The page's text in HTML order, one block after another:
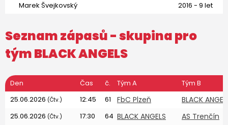
Marek Švejkovský
2016 - 9 let
Seznam zápasů - skupina pro
týmBLACK ANGELS
Den Čas č. Tým A
Tým B
25.06.2026 (Čtv.) 12:45 61 FbC Plzeň BLACK
25.06.2026 (Čtv.) 17:30 64 BLACK ANGELS AS Trenčín